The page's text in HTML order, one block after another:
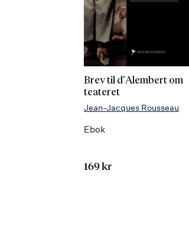
Brev til d'Alembert om
teateret
Jean-Jacques Rousseau
Ebok
169 kr